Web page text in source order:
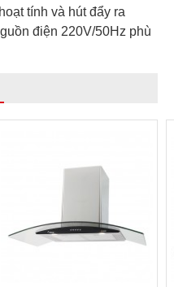
tính và hút đẩy ra
điện 220V/50Hz phù